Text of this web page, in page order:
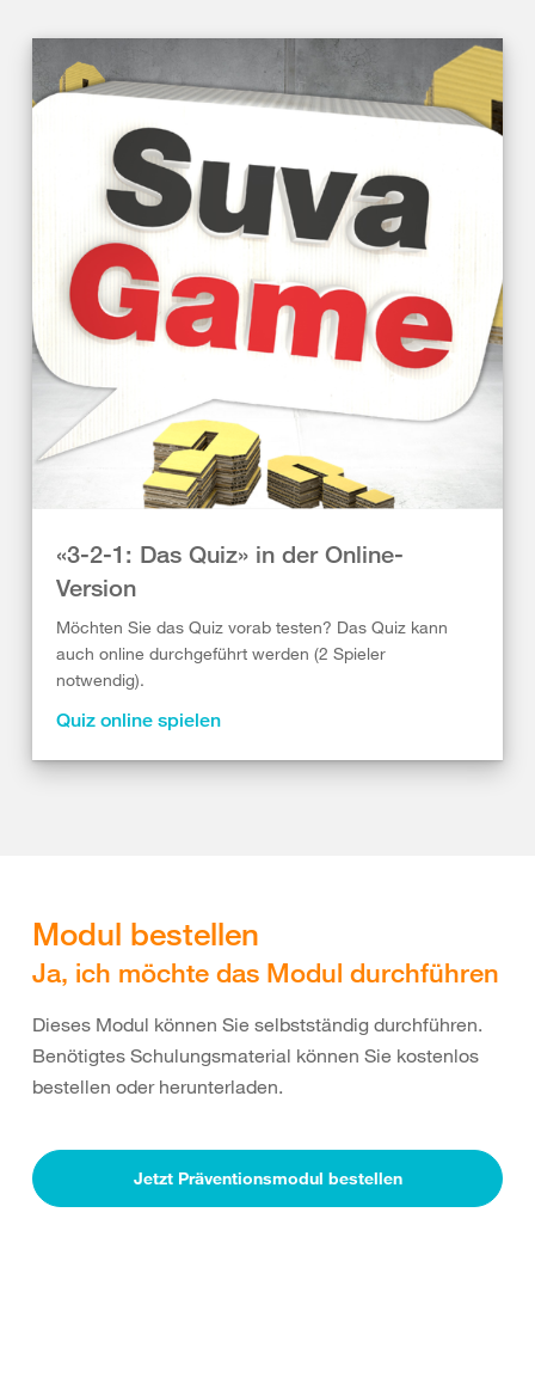
«3-2-1: Das Quiz» in der Online-
Version
Möchten Sie das Quiz vorab testen? Das Quiz kann
auch online durchgeführt werden (2 Spieler
notwendig).
Quiz online spielen
Modul bestellen
Ja, ich möchte das Modul durchführen
Dieses Modul können Sie selbstständig durchführen.
Benötigtes Schulungsmaterial können Sie kostenlos
bestellen oder herunterladen.
Jetzt Präventionsmodul bestellen